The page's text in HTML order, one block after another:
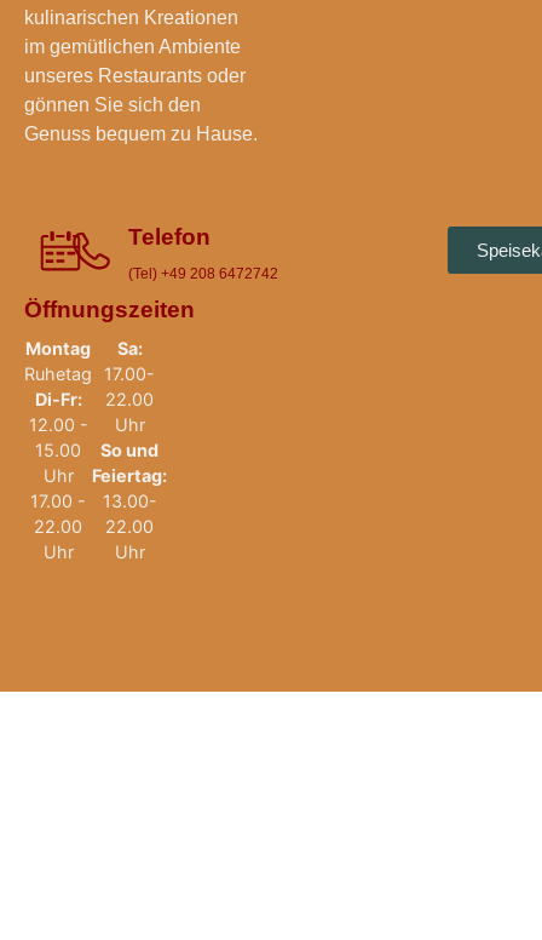
kulinarischen Kreationen
im gemütlichen Ambiente
unseres Restaurants oder
gönnen Sie sich den
Genuss bequem zu Hause.
Öffnungszeiten
Montag
Ruhetag
Di-Fr:
12.00 -
15.00
Uhr
17.00 -
22.00
Uhr
Sa:
17.00-
22.00
Uhr
So und
Feiertag:
13.00-
22.00
Uhr
Telefon
(Tel) +49 208 6472742